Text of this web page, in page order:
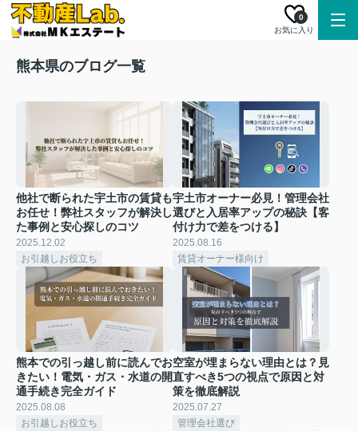
お気に入り
0
熊本県のブログ一覧
他社で断られた宇土市の賃貸も
お任せ！弊社スタッフが解決し
た事例と安心探しのコツ
2025.12.02
お引越しお役立ち
宇土市オーナー必見！管理会社
選びと入居率アップの秘訣【客
付け力で差をつける】
2025.08.16
賃貸オーナー様向け
熊本での引っ越し前に読んでお
きたい！電気・ガス・水道の開
通手続き完全ガイド
2025.08.08
お引越しお役立ち
空室が埋まらない理由とは？見
直すべき5つの視点で原因と対
策を徹底解説
2025.07.27
管理会社選び